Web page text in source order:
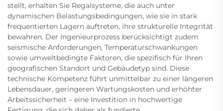
stellt, erhalten Sie Regalsysteme, die auch unter
dynamischen Belastungsbedingungen, wie sie in stark
frequentierten Lagern auftreten, ihre strukturelle Integrität
bewahren. Der Ingenieurprozess berücksichtigt zudem
seismische Anforderungen, Temperaturschwankungen
sowie umweltbedingte Faktoren, die spezifisch für Ihren
geografischen Standort und Gebäudetyp sind. Diese
technische Kompetenz führt unmittelbar zu einer längeren
Lebensdauer, geringeren Wartungskosten und erhöhter
Arbeitssicherheit – eine Investition in hochwertige